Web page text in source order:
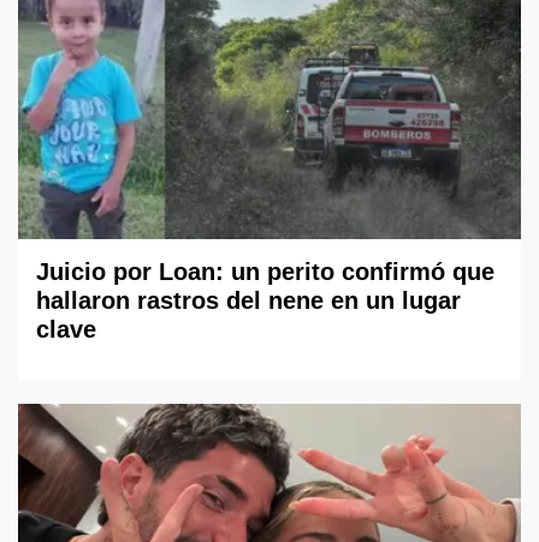
Juicio por Loan: un perito confirmó que
hallaron rastros del nene en un lugar
clave